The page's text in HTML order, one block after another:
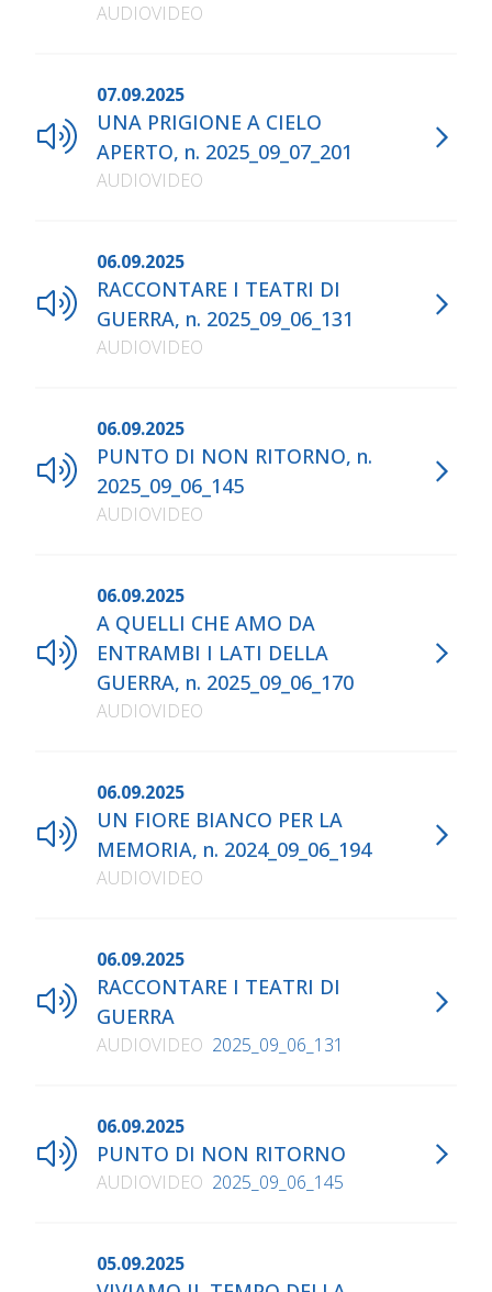
AUDIOVIDEO
07.09.2025
UNA PRIGIONE A CIELO
APERTO, n. 2025_09_07_201
AUDIOVIDEO
06.09.2025
RACCONTARE I TEATRI DI
GUERRA, n. 2025_09_06_131
AUDIOVIDEO
06.09.2025
PUNTO DI NON RITORNO, n.
2025_09_06_145
AUDIOVIDEO
06.09.2025
A QUELLI CHE AMO DA
ENTRAMBI I LATI DELLA
GUERRA, n. 2025_09_06_170
AUDIOVIDEO
06.09.2025
UN FIORE BIANCO PER LA
MEMORIA, n. 2024_09_06_194
AUDIOVIDEO
06.09.2025
RACCONTARE I TEATRI DI
GUERRA
AUDIOVIDEO 2025_09_06_131
06.09.2025
PUNTO DI NON RITORNO
AUDIOVIDEO 2025_09_06_145
05.09.2025